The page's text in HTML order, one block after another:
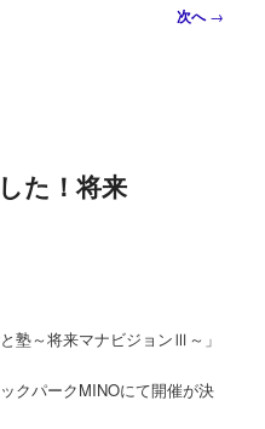
次へ→
た！将来
塾～将来マナビジョンⅢ～」
クパークMINOにて開催が決